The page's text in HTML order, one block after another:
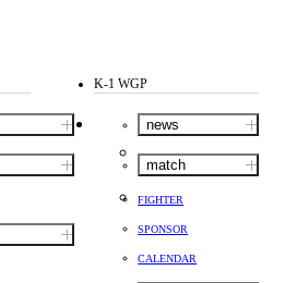
K-1 WGP
news
match
FIGHTER
SPONSOR
CALENDAR